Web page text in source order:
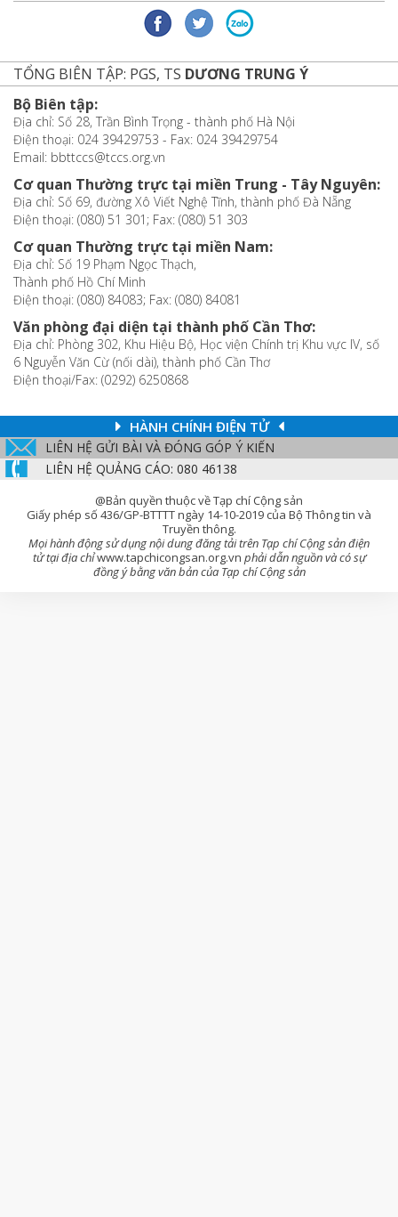
TỔNG BIÊN TẬP: PGS, TS DƯƠNG TRUNG Ý
Bộ Biên tập:
Địa chỉ: Số 28, Trần Bình Trọng - thành phố Hà Nội
Điện thoại: 024 39429753 - Fax: 024 39429754
Email: bbttccs@tccs.org.vn
Cơ quan Thường trực tại miền Trung - Tây Nguyên:
Địa chỉ: Số 69, đường Xô Viết Nghệ Tĩnh, thành phố Đà Nẵng
Điện thoại: (080) 51 301; Fax: (080) 51 303
Cơ quan Thường trực tại miền Nam:
Địa chỉ: Số 19 Phạm Ngọc Thạch,
Thành phố Hồ Chí Minh
Điện thoại: (080) 84083; Fax: (080) 84081
Văn phòng đại diện tại thành phố Cần Thơ:
Địa chỉ: Phòng 302, Khu Hiệu Bộ, Học viện Chính trị Khu vực IV, số
6 Nguyễn Văn Cừ (nối dài), thành phố Cần Thơ
Điện thoại/Fax: (0292) 6250868
HÀNH CHÍNH ĐIỆN TỬ
LIÊN HỆ GỬI BÀI VÀ ĐÓNG GÓP Ý KIẾN
LIÊN HỆ QUẢNG CÁO: 080 46138
@Bản quyền thuộc về Tạp chí Cộng sản
Giấy phép số 436/GP-BTTTT ngày 14-10-2019 của Bộ Thông tin và
Truyền thông.
Mọi hành động sử dụng nội dung đăng tải trên Tạp chí Cộng sản điện
tử tại địa chỉwww.tapchicongsan.org.vn phải dẫn nguồn và có sự
đồng ý bằng văn bản của Tạp chí Cộng sản